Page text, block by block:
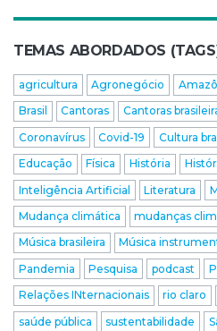
TEMAS ABORDADOS
agricultura Agronegócio
Brasil
Cantoras Cantoras
Coronavírus
Covid-19 Cultura
Educação
Física História
Inteligência Artificial
Literatura
Mudança climática
mudanças
Música brasileira
Música
Pandemia
Pesquisa podcast
Relações INternacionais
rio claro
saúde pública
sustentabilidade